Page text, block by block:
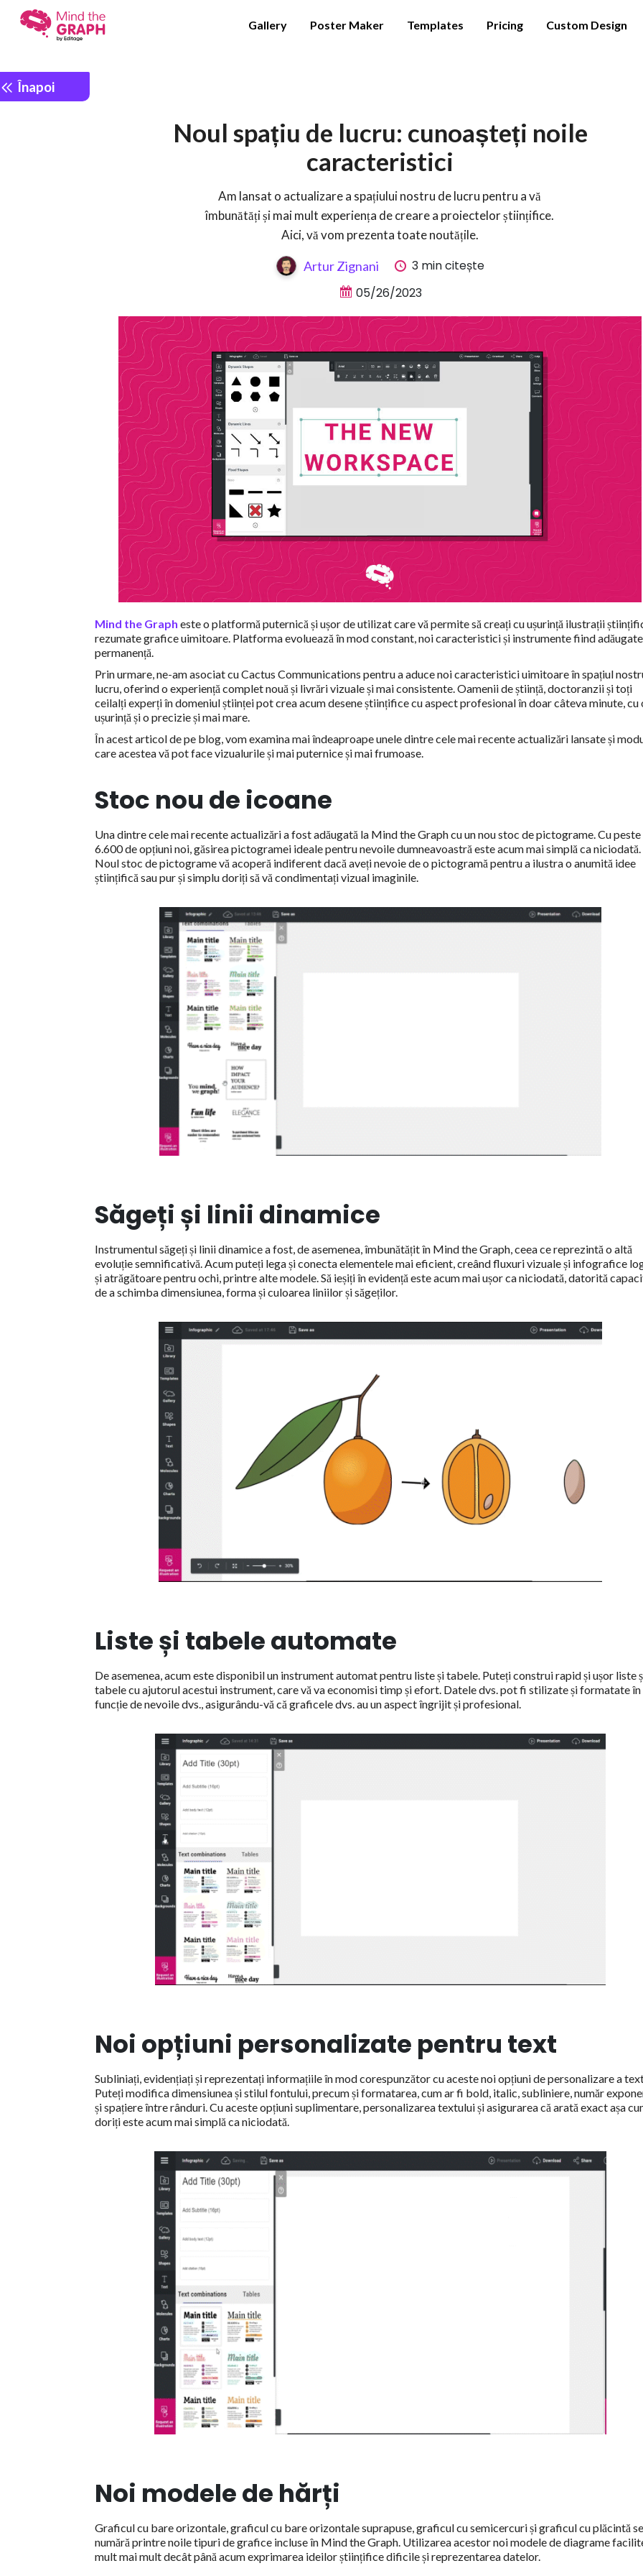
Gallery Poster Maker Templates Pricing Custom Design
Înapoi
Noul spațiu de lucru: cunoașteți noile
caracteristici
Am lansat o actualizare a spațiului nostru de lucru pentru a vă
îmbunătăți și mai mult experiența de creare a proiectelor științifice.
Aici, vă vom prezenta toate noutățile.
Artur Zignani
3 min citește
05/26/2023
Mind the Graph este o platformă puternică și ușor de utilizat care vă permite să creați cu ușurință ilustrații
rezumate grafice uimitoare. Platforma evoluează în mod constant, noi caracteristici și instrumente fiind
permanență.
Prin urmare, ne-am asociat cu Cactus Communications pentru a aduce noi caracteristici uimitoare în spațiul
lucru, oferind o experiență complet nouă și livrări vizuale și mai consistente. Oamenii de știință, doctoranzii și toți
ceilalți experți în domeniul științei pot crea acum desene științifice cu aspect profesional în doar câteva minute, cu
ușurință și o precizie și mai mare.
În acest articol de pe blog, vom examina mai îndeaproape unele dintre cele mai recente actualizări lansate și
care acestea vă pot face vizualurile și mai puternice și mai frumoase.
Stoc nou de icoane
Una dintre cele mai recente actualizări a fost adăugată la Mind the Graph cu un nou stoc de pictograme. Cu peste
6.600 de opțiuni noi, găsirea pictogramei ideale pentru nevoile dumneavoastră este acum mai simplă ca niciodată.
Noul stoc de pictograme vă acoperă indiferent dacă aveți nevoie de o pictogramă pentru a ilustra o anumită idee
științifică sau pur și simplu doriți să vă condimentați vizual imaginile.
Săgeți și linii dinamice
Instrumentul săgeți și linii dinamice a fost, de asemenea, îmbunătățit în Mind the Graph, ceea ce reprezintă o altă
evoluție semnificativă. Acum puteți lega și conecta elementele mai eficient, creând fluxuri vizuale și infografice
și atrăgătoare pentru ochi, printre alte modele. Să ieșiți în evidență este acum mai ușor ca niciodată, datorită
de a schimba dimensiunea, forma și culoarea liniilor și săgeților.
Liste și tabele automate
De asemenea, acum este disponibil un instrument automat pentru liste și tabele. Puteți construi rapid și ușor liste
tabele cu ajutorul acestui instrument, care vă va economisi timp și efort. Datele dvs. pot fi stilizate și formatate în
funcție de nevoile dvs., asigurându-vă că graficele dvs. au un aspect îngrijit și profesional.
Noi opțiuni personalizate pentru text
Subliniați, evidențiați și reprezentați informațiile în mod corespunzător cu aceste noi opțiuni de personalizare a
Puteți modifica dimensiunea și stilul fontului, precum și formatarea, cum ar fi bold, italic, subliniere, număr
și spațiere între rânduri. Cu aceste opțiuni suplimentare, personalizarea textului și asigurarea că arată exact așa
doriți este acum mai simplă ca niciodată.
Noi modele de hărți
Graficul cu bare orizontale, graficul cu bare orizontale suprapuse, graficul cu semicercuri și graficul cu plăcintă se
numără printre noile tipuri de grafice incluse în Mind the Graph. Utilizarea acestor noi modele de diagrame
mult mai mult decât până acum exprimarea ideilor științifice dificile și reprezentarea datelor.